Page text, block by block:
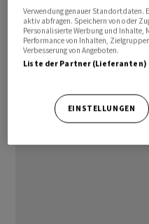
Verhandlungsspielraum
Erst am Vorabend hatte
Zeichnungsvereinbarung
Unternehmen einen Erlös
hiess es in einer
Verwendung genauer Standortdaten.
aktiv abfragen. Speichern von oder
Personalisierte Werbung und Inhalte,
Performance von Inhalten,
Verbesserung von Angeboten.
Liste der Partner (Lieferanten)
EINSTELLUNGEN